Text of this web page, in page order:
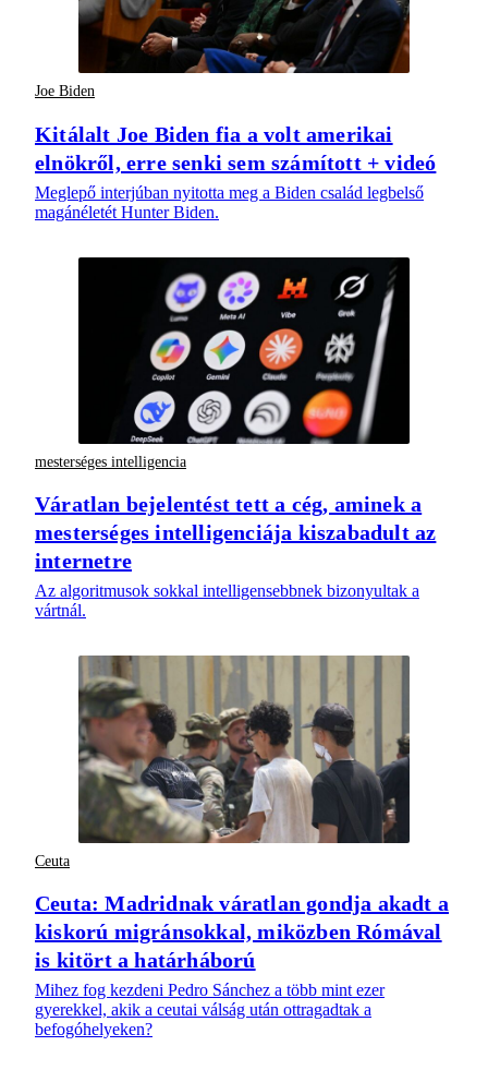
Joe Biden
Kitálalt Joe Biden fia a volt amerikai
elnökről, erre senki sem számított + videó
Meglepő interjúban nyitotta meg a Biden család legbelső
magánéletét Hunter Biden.
mesterséges intelligencia
Váratlan bejelentést tett a cég, aminek a
mesterséges intelligenciája kiszabadult az
internetre
Az algoritmusok sokkal intelligensebbnek bizonyultak a
vártnál.
Ceuta
Ceuta: Madridnak váratlan gondja akadt a
kiskorú migránsokkal, miközben Rómával
is kitört a határháború
Mihez fog kezdeni Pedro Sánchez a több mint ezer
gyerekkel, akik a ceutai válság után ottragadtak a
befogóhelyeken?